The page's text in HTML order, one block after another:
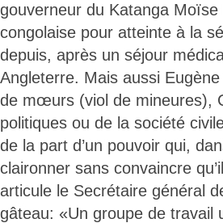
gouverneur du Katanga
congolaise pour atteinte à la
depuis, après un séjour
Angleterre. Mais aussi
de mœurs (viol de mineures),
politiques ou de la société
de la part d’un pouvoir qui,
claironner sans convaincre
articule le Secrétaire général
gâteau: «Un groupe de travail